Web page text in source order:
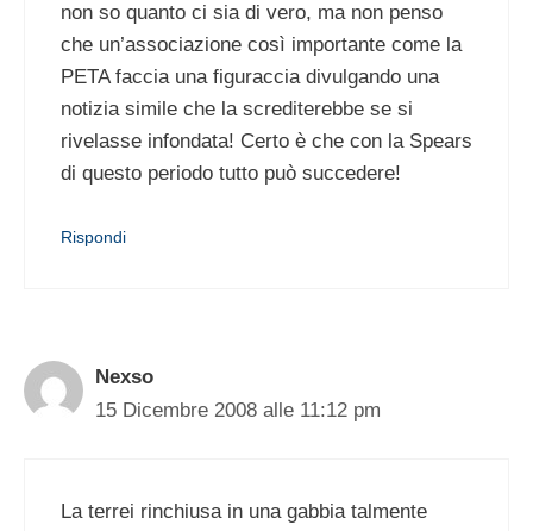
non so quanto ci sia di vero, ma non penso
che un’associazione così importante come la
PETA faccia una figuraccia divulgando una
notizia simile che la screditerebbe se si
rivelasse infondata! Certo è che con la Spears
di questo periodo tutto può succedere!
Rispondi
Nexso
15 Dicembre 2008 alle 11:12 pm
La terrei rinchiusa in una gabbia talmente